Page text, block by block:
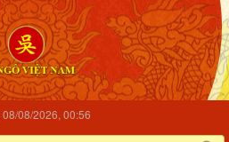
08/08/2026, 00:56